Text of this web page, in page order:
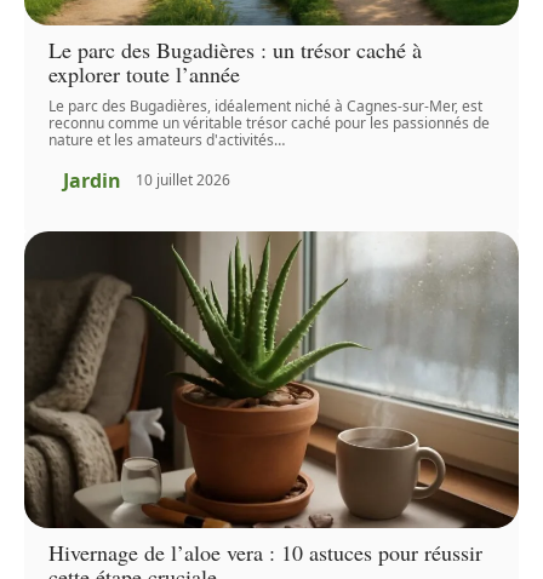
Le parc des Bugadières : un trésor caché à
explorer toute l’année
Le parc des Bugadières, idéalement niché à Cagnes-sur-Mer, est
reconnu comme un véritable trésor caché pour les passionnés de
nature et les amateurs d'activités…
Jardin 10 juillet 2026
Hivernage de l’aloe vera : 10 astuces pour réussir